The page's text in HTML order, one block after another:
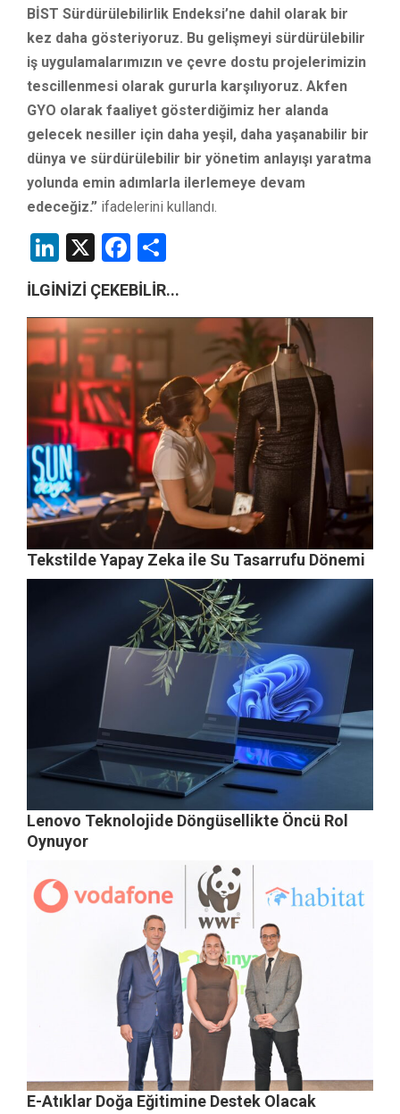
BİST Sürdürülebilirlik Endeksi’ne dahil olarak bir
kez daha gösteriyoruz. Bu gelişmeyi sürdürülebilir
iş uygulamalarımızın ve çevre dostu projelerimizin
tescillenmesi olarak gururla karşılıyoruz. Akfen
GYO olarak faaliyet gösterdiğimiz her alanda
gelecek nesiller için daha yeşil, daha yaşanabilir bir
dünya ve sürdürülebilir bir yönetim anlayışı yaratma
yolunda emin adımlarla ilerlemeye devam
edeceğiz.” ifadelerini kullandı.
LinkedIn
X Facebook
İLGİNİZİ ÇEKEBİLİR...
Tekstilde Yapay Zeka ile Su Tasarrufu Dönemi
Lenovo Teknolojide Döngüsellikte Öncü Rol
Oynuyor
E-Atıklar Doğa Eğitimine Destek Olacak